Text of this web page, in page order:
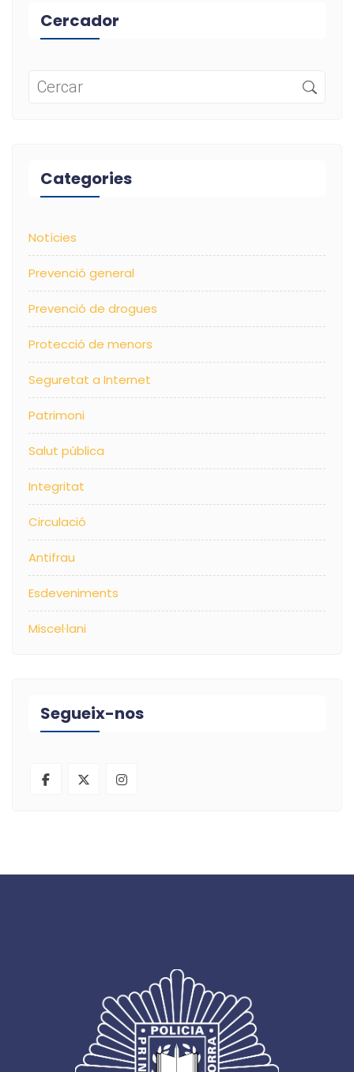
Cercador
Categories
Notícies
Prevenció general
Prevenció de drogues
Protecció de menors
Seguretat a Internet
Patrimoni
Salut pública
Integritat
Circulació
Antifrau
Esdeveniments
Miscel·lani
Segueix-nos